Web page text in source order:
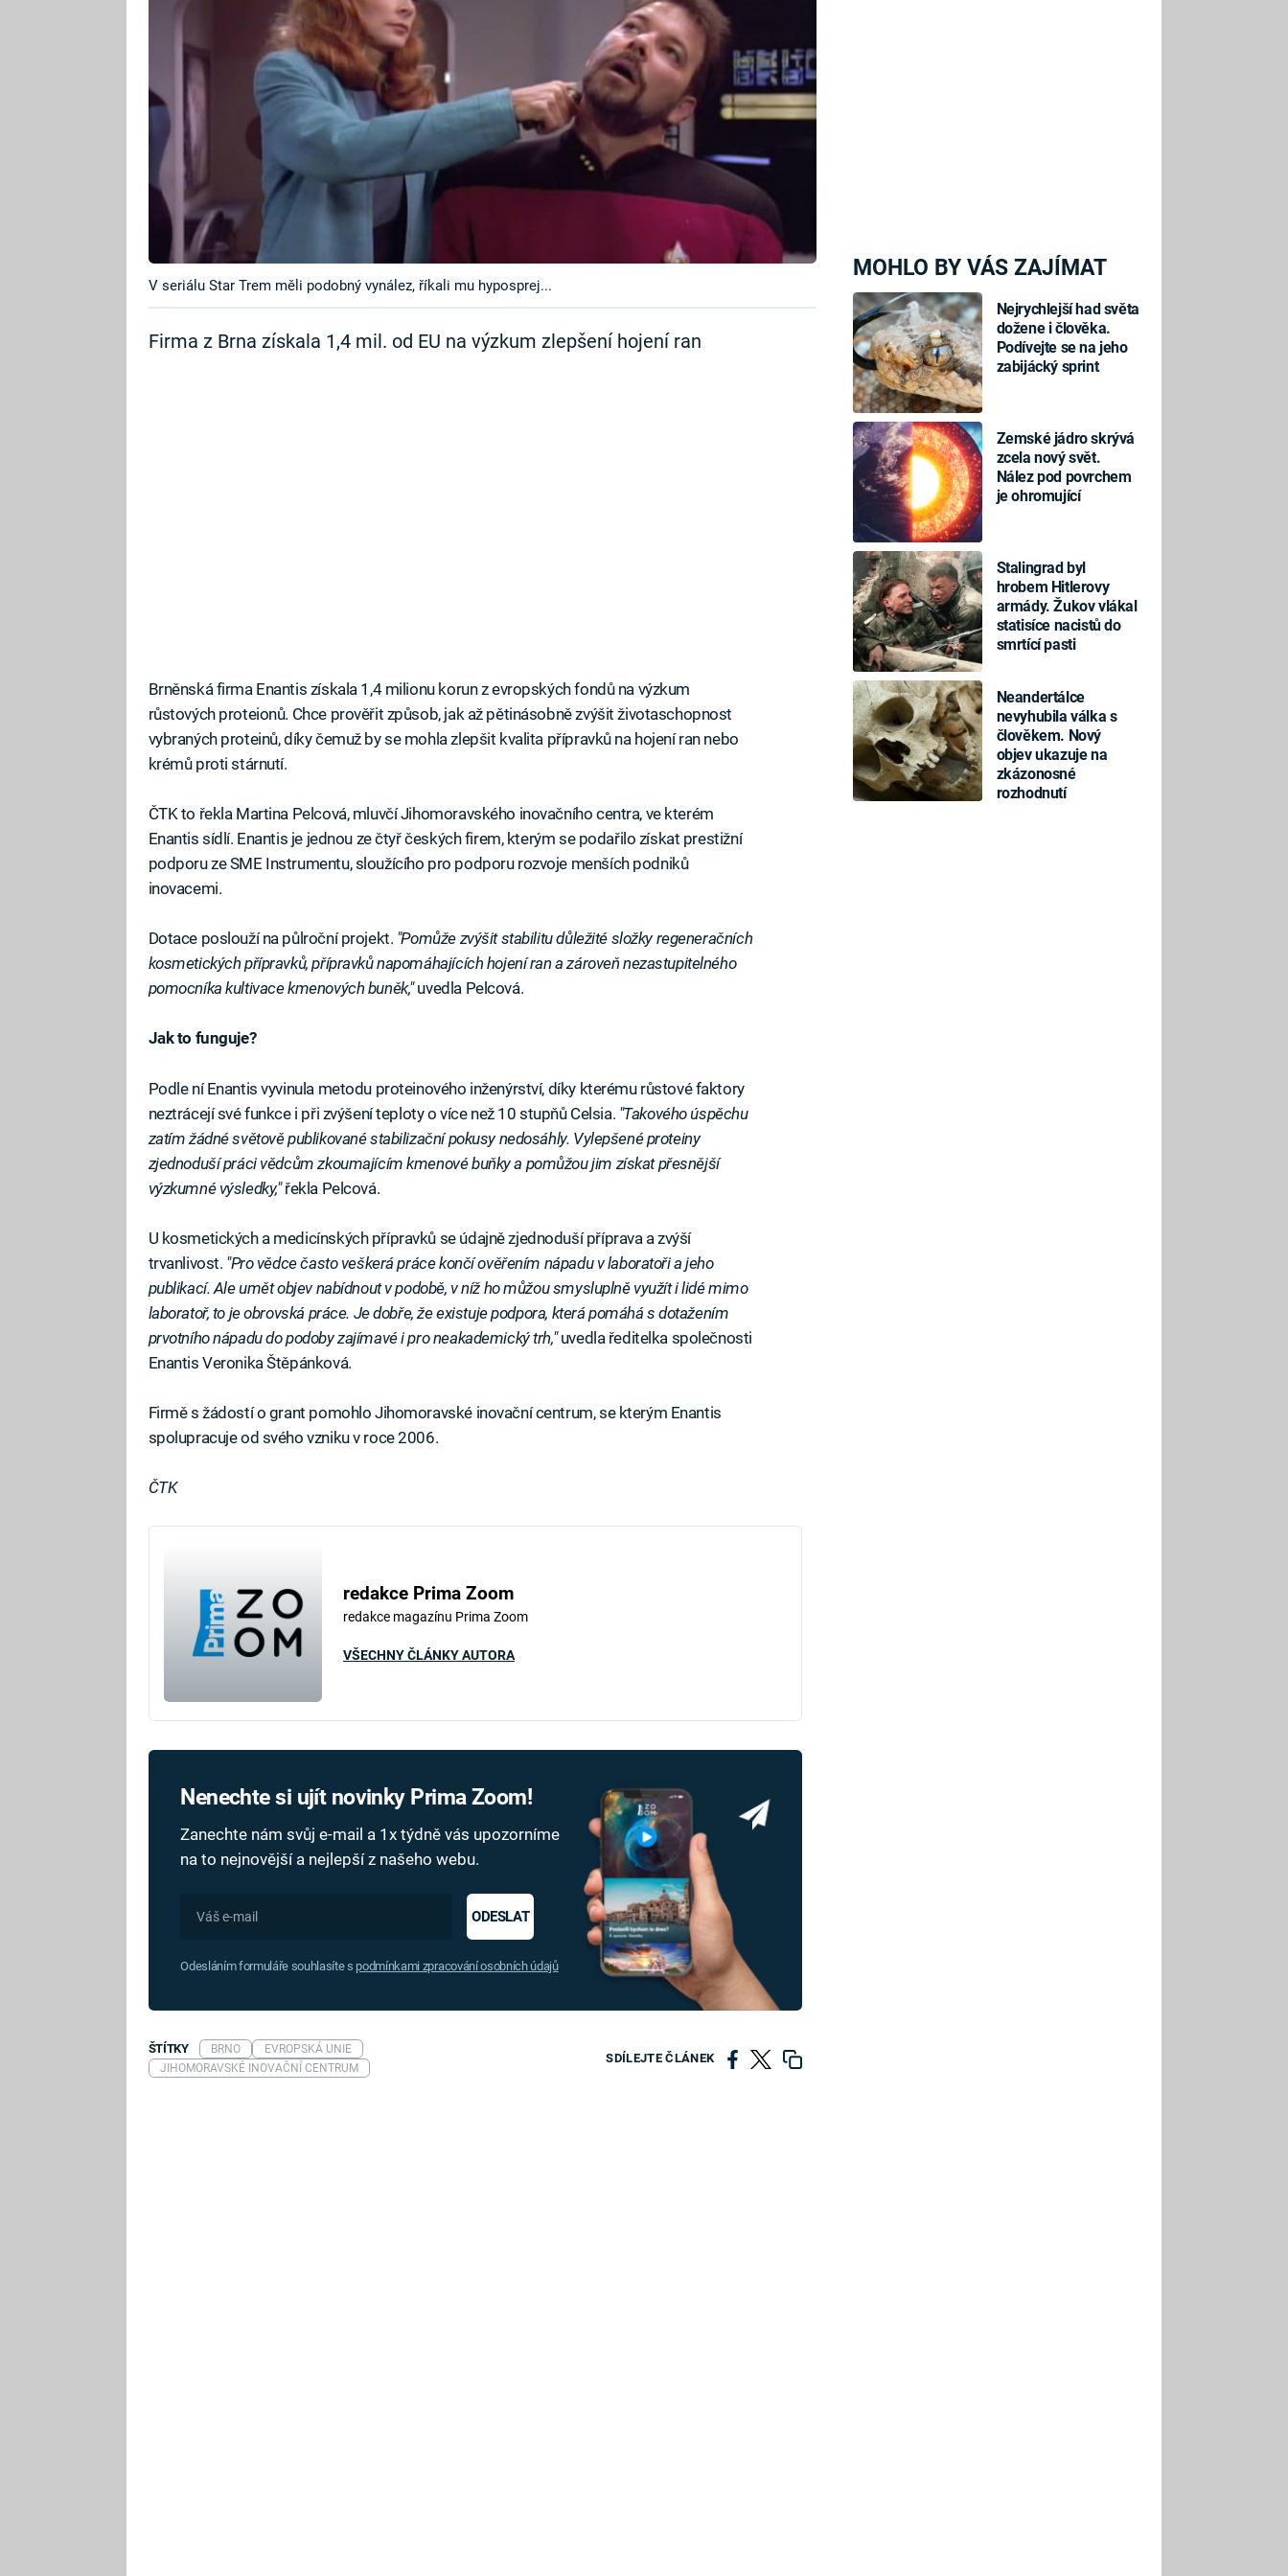
MOHLO BY VÁS ZAJÍMAT
Nejrychlejší had světa
dožene i člověka.
Podívejte se na jeho
zabijácký sprint
Zemské jádro skrývá
zcela nový svět.
Nález pod povrchem
je ohromující
Stalingrad byl
hrobem Hitlerovy
armády. Žukov vlákal
statisíce nacistů do
smrtící pasti
Neandertálce
nevyhubila válka s
člověkem. Nový
objev ukazuje na
zkázonosné
rozhodnutí
V seriálu Star Trem měli podobný vynález, říkali mu hyposprej...
Firma z Brna získala 1,4 mil. od EU na výzkum zlepšení hojení ran
Brněnská firma Enantis získala 1,4 milionu korun z evropských fondů na výzkum
růstových proteionů. Chce prověřit způsob, jak až pětinásobně zvýšit životaschopnost
vybraných proteinů, díky čemuž by se mohla zlepšit kvalita přípravků na hojení ran nebo
krémů proti stárnutí.
ČTK to řekla Martina Pelcová, mluvčí Jihomoravského inovačního centra, ve kterém
Enantis sídlí. Enantis je jednou ze čtyř českých firem, kterým se podařilo získat prestižní
podporu ze SME Instrumentu, sloužícího pro podporu rozvoje menších podniků
inovacemi.
Dotace poslouží na půlroční projekt. "Pomůže zvýšit stabilitu důležité složky regeneračních
kosmetických přípravků, přípravků napomáhajících hojení ran a zároveň nezastupitelného
pomocníka kultivace kmenových buněk,"uvedla Pelcová.
Jak to funguje?
Podle ní Enantis vyvinula metodu proteinového inženýrství, díky kterému růstové faktory
neztrácejí své funkce i při zvýšení teploty o více než 10 stupňů Celsia. "Takového úspěchu
zatím žádné světově publikované stabilizační pokusy nedosáhly. Vylepšené proteiny
zjednoduší práci vědcům zkoumajícím kmenové buňky a pomůžou jim získat přesnější
výzkumné výsledky,"řekla Pelcová.
U kosmetických a medicínských přípravků se údajně zjednoduší příprava a zvýší
trvanlivost. "Pro vědce často veškerá práce končí ověřením nápadu v laboratoři a jeho
publikací. Ale umět objev nabídnout v podobě, v níž ho můžou smysluplně využít i lidé mimo
laboratoř, to je obrovská práce. Je dobře, že existuje podpora, která pomáhá s dotažením
prvotního nápadu do podoby zajímavé i pro neakademický trh,"uvedla ředitelka společnosti
Enantis Veronika Štěpánková.
Firmě s žádostí o grant pomohlo Jihomoravské inovační centrum, se kterým Enantis
spolupracuje od svého vzniku v roce 2006.
ČTK
redakce Prima Zoom
redakce magazínu Prima Zoom
VŠECHNY ČLÁNKY AUTORA
Nenechte si ujít novinky Prima Zoom!
Zanechte nám svůj e-mail a 1x týdně vás upozorníme
na to nejnovější a nejlepší z našeho webu.
ODESLAT
Odesláním formuláře souhlasíte s podmínkami zpracování osobních údajů
SDÍLEJTE ČLÁNEK
ŠTÍTKY BRNO
EVROPSKÁ UNIE
JIHOMORAVSKÉ INOVAČNÍ CENTRUM